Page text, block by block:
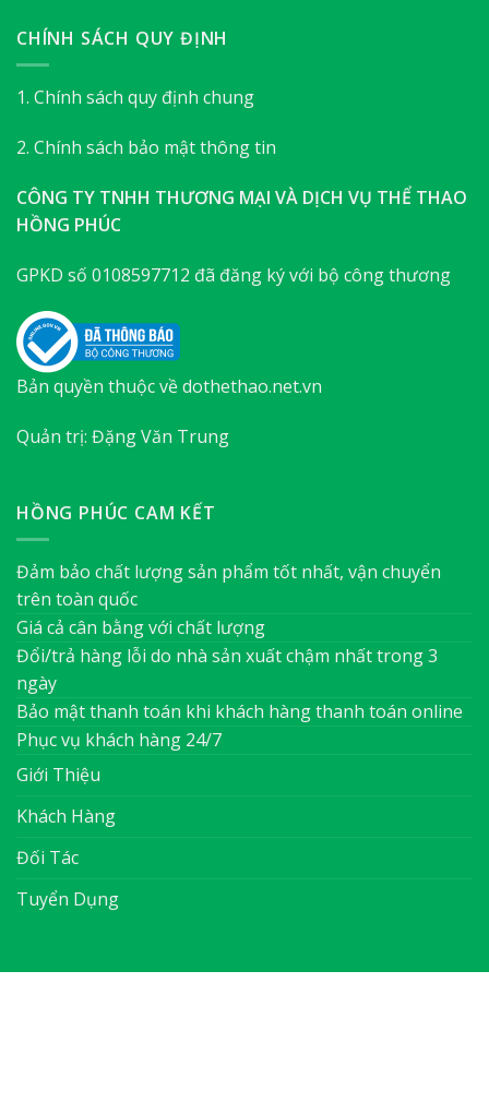
CHÍNH SÁCH QUY ĐỊNH
1. Chính sách quy định chung
2. Chính sách bảo mật thông tin
CÔNG TY TNHH THƯƠNG MẠI VÀ DỊCH VỤ THỂ THAO
HỒNG PHÚC
GPKD số 0108597712 đã đăng ký với bộ công thương
Bản quyền thuộc về dothethao.net.vn
Quản trị: Đặng Văn Trung
HỒNG PHÚC CAM KẾT
Đảm bảo chất lượng sản phẩm tốt nhất, vận chuyển
trên toàn quốc
Giá cả cân bằng với chất lượng
Đổi/trả hàng lỗi do nhà sản xuất chậm nhất trong 3
ngày
Bảo mật thanh toán khi khách hàng thanh toán online
Phục vụ khách hàng 24/7
Giới Thiệu
Khách Hàng
Đối Tác
Tuyển Dụng